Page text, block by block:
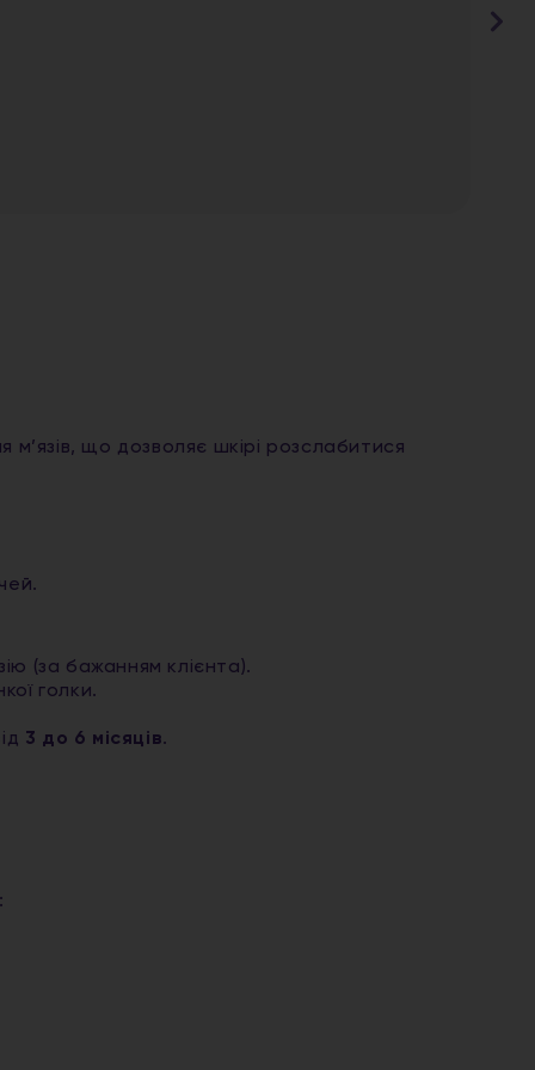
що дозволяє шкірі розслабитися
(за бажанням клієнта).
голки.
3 до 6 місяців.